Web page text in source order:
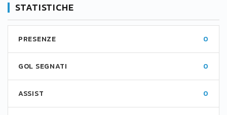
STATISTICHE
PRESENZE 0
GOL SEGNATI 0
ASSIST 0